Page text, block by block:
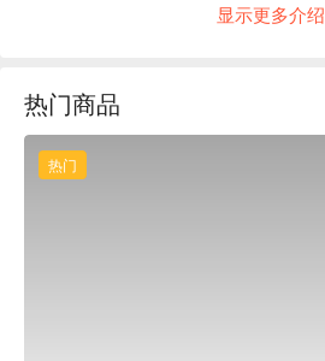
星醫美學院評價：Google 5 星
院 板橋館優惠立刻查看 ⬇︎
显示更多介绍
热门商品
热门